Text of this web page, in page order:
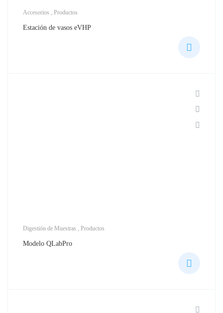
Accesorios , Productos
Estación de vasos eVHP
Digestión de Muestras , Productos
Modelo QLabPro